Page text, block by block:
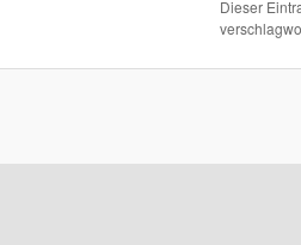
Dieser